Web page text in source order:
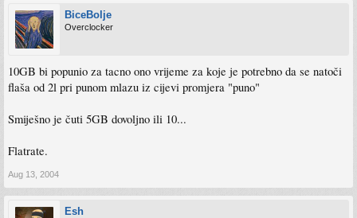
BiceBolje
Overclocker
10GB bi popunio za tacno ono vrijeme za koje je potrebno da se natoči
flaša od 2l pri punom mlazu iz cijevi promjera "puno"
Smiješno je čuti 5GB dovoljno ili 10...
Flatrate.
Aug 13, 2004
Esh